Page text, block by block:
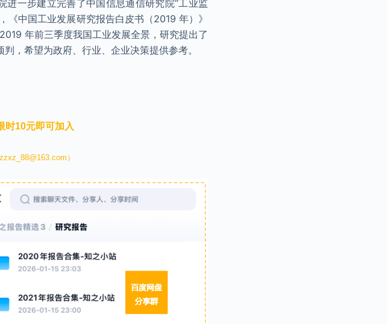
进一步建立完善了中国信息通信研究院“工业监
《中国工业发展研究报告白皮书（2019 年）》
年前三季度我国工业发展全景，研究提出了
，希望为政府、行业、企业决策提供参考。
时10元即可加入
）